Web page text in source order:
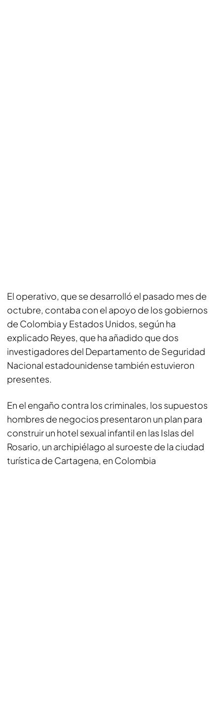
El operativo, que se desarrolló el pasado mes de
octubre, contaba con el apoyo de los gobiernos
de Colombia y Estados Unidos, según ha
explicado Reyes, que ha añadido que dos
investigadores del Departamento de Seguridad
Nacional estadounidense también estuvieron
presentes.
En el engaño contra los criminales, los supuestos
hombres de negocios presentaron un plan para
construir un hotel sexual infantil en las Islas del
Rosario, un archipiélago al suroeste de la ciudad
turística de Cartagena, en Colombia